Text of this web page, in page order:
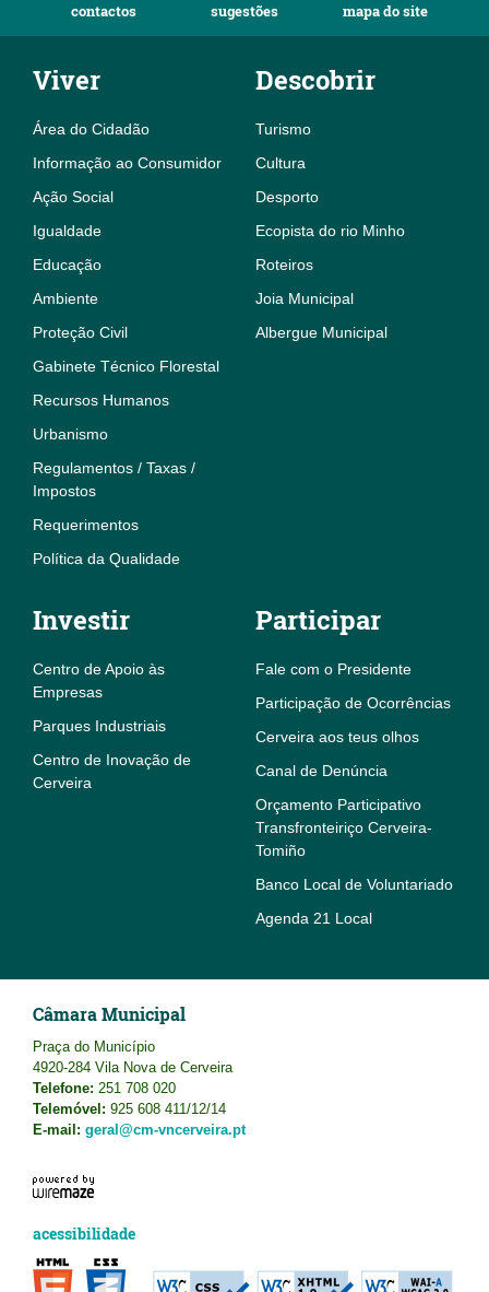
contactos sugestões mapa do site
Viver
Área do Cidadão
Informação ao Consumidor
Ação Social
Igualdade
Educação
Ambiente
Proteção Civil
Gabinete Técnico Florestal
Recursos Humanos
Urbanismo
Regulamentos / Taxas /
Impostos
Requerimentos
Política da Qualidade
Descobrir
Turismo
Cultura
Desporto
Ecopista do rio Minho
Roteiros
Joia Municipal
Albergue Municipal
Investir
Centro de Apoio às
Empresas
Parques Industriais
Centro de Inovação de
Cerveira
Participar
Fale com o Presidente
Participação de Ocorrências
Cerveira aos teus olhos
Canal de Denúncia
Orçamento Participativo
Transfronteiriço Cerveira-
Tomiño
Banco Local de Voluntariado
Agenda 21 Local
Câmara Municipal
Praça do Município
4920-284 Vila Nova de Cerveira
Telefone: 251 708 020
Telemóvel: 925 608 411/12/14
E-mail: geral@cm-vncerveira.pt
acessibilidade